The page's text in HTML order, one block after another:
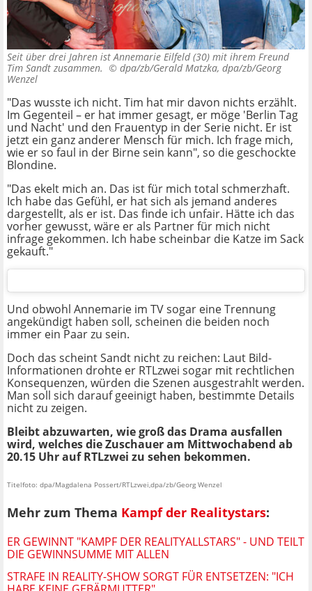
Seit über drei Jahren ist Annemarie Eilfeld (30) mit ihrem Freund
Tim Sandt zusammen. © dpa/zb/Gerald Matzka, dpa/zb/Georg
Wenzel
"Das wusste ich nicht. Tim hat mir davon nichts erzählt.
Im Gegenteil – er hat immer gesagt, er möge 'Berlin Tag
und Nacht' und den Frauentyp in der Serie nicht. Er ist
jetzt ein ganz anderer Mensch für mich. Ich frage mich,
wie er so faul in der Birne sein kann", so die geschockte
Blondine.
"Das ekelt mich an. Das ist für mich total schmerzhaft.
Ich habe das Gefühl, er hat sich als jemand anderes
dargestellt, als er ist. Das finde ich unfair. Hätte ich das
vorher gewusst, wäre er als Partner für mich nicht
infrage gekommen. Ich habe scheinbar die Katze im Sack
gekauft."
Und obwohl Annemarie im TV sogar eine Trennung
angekündigt haben soll, scheinen die beiden noch
immer ein Paar zu sein.
Doch das scheint Sandt nicht zu reichen: Laut Bild-
Informationen drohte er RTLzwei sogar mit rechtlichen
Konsequenzen, würden die Szenen ausgestrahlt werden.
Man soll sich darauf geeinigt haben, bestimmte Details
nicht zu zeigen.
Bleibt abzuwarten, wie groß das Drama ausfallen
wird, welches die Zuschauer am Mittwochabend ab
20.15 Uhr auf RTLzwei zu sehen bekommen.
Titelfoto: dpa/Magdalena Possert/RTLzwei,dpa/zb/Georg Wenzel
Mehr zum Thema Kampf der Realitystars:
ER GEWINNT "KAMPF DER REALITYALLSTARS" - UND TEILT
DIE GEWINNSUMME MIT ALLEN
STRAFE IN REALITY-SHOW SORGT FÜR ENTSETZEN: "ICH